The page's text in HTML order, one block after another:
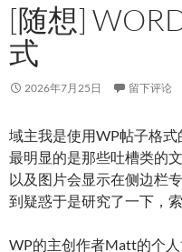
[随想]
式
2026年7月25日 留下评论
域主我是使用WP帖子格式
最明显的是那些吐槽类的
以及图片会显示在侧边栏
到疑惑于是研究了一下，
WP的主创作者Matt的个